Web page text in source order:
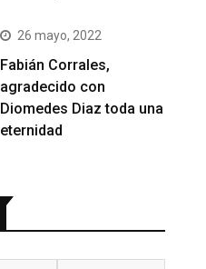
26 mayo, 2022
Fabián Corrales,
agradecido con
Diomedes Diaz toda una
eternidad